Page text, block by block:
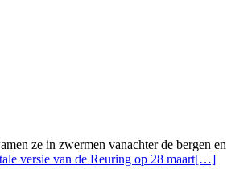
ze in zwermen vanachter de bergen en
versie van de Reuring op 28 maart[…]